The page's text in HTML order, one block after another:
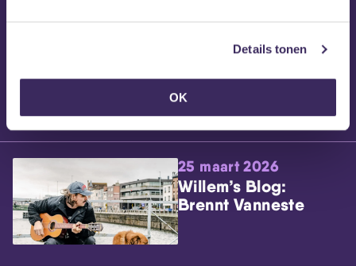
Details tonen
OK
Hi
25 maart 2026
Willem’s Blog:
Brennt Vanneste